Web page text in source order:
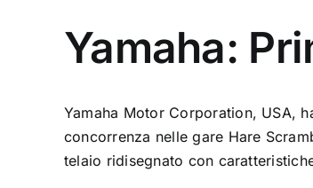
Yamaha:
Yamaha Motor Corporation, USA,
concorrenza nelle gare Hare
telaio ridisegnato con